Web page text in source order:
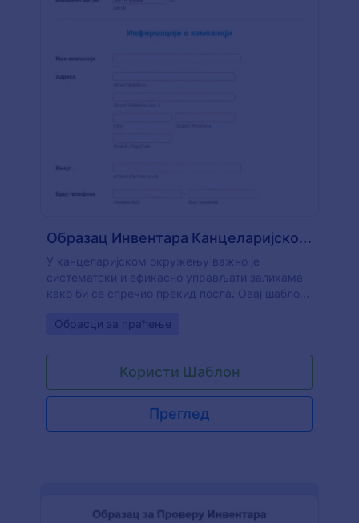
Образац Инвентара Канцеларијског Материјала
У канцеларијском окружењу важно је
систематски и ефикасно управљати залихама
како би се спречио прекид посла. Овај шаблон
можеш користити за лако управљање
користи виџет Подесива Листа омогућава да
динамички додајеш канцеларијски материјал.
Заглавља колона су број артикла, назив
предмета, категорија, стање предмета,
количина која се поручује и цена јединице. Овај
Go to Category:
Обрасци за праћење
Користи Шаблон
Преглед